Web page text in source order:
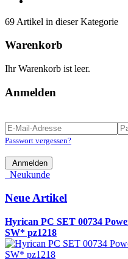
69 Artikel in dieser Kategorie
Warenkorb
Ihr Warenkorb ist leer.
Anmelden
Passwort vergessen?
Anmelden
Neukunde
Neue Artikel
Hyrican PC SET 00734
SW* pz1218